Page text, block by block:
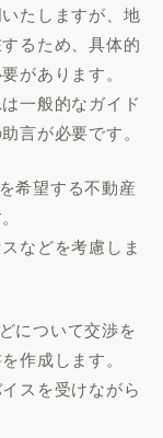
たしますが、地
るため、具体的
があります。
一般的なガイド
言が必要です。
希望する不動産
などを考慮しま
について交渉を
作成します。
スを受けながら